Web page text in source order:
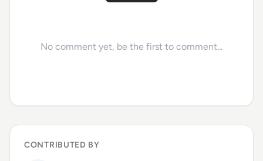
No comment yet, be the first to comment...
CONTRIBUTED BY